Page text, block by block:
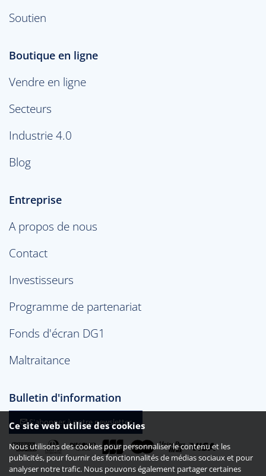
Soutien
Boutique en ligne
Vendre en ligne
Secteurs
Industrie 4.0
Blog
Entreprise
A propos de nous
Contact
Investisseurs
Programme de partenariat
Fonds d'écran DG1
Maltraitance
Bulletin d'information
S'abonner à notre newsletter
Ce site web utilise des cookies
Nous utilisons des cookies pour personnaliser le contenu et les
publicités, pour fournir des fonctionnalités de médias sociaux et pour
analyser notre trafic. Nous pouvons également partager certaines